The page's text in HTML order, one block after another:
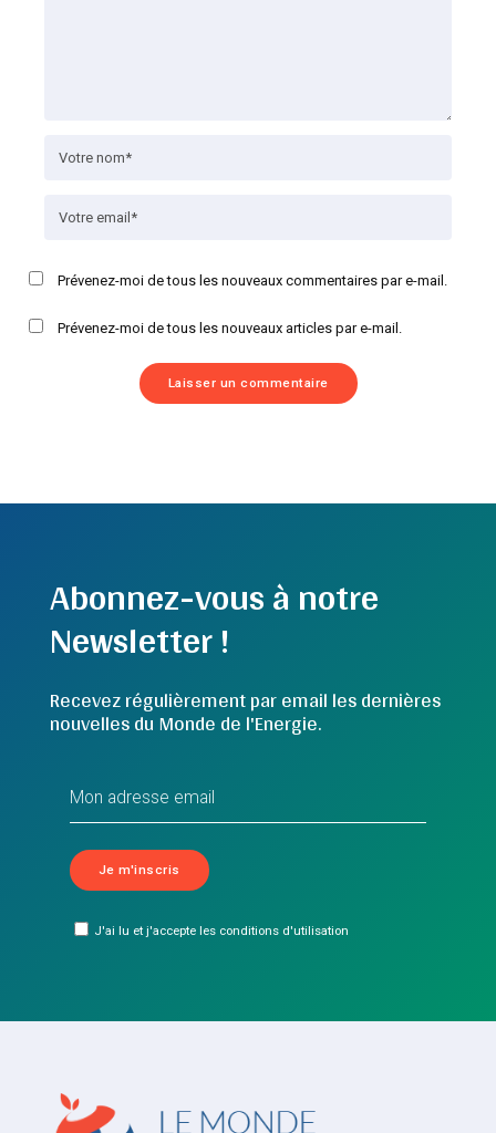
Prévenez-moi de tous les nouveaux commentaires par e-mail.
Prévenez-moi de tous les nouveaux articles par e-mail.
Abonnez-vous à notre
Newsletter !
Recevez régulièrement par email les dernières
nouvelles du Monde de l'Energie.
J'ai lu et j'accepte les conditions d'utilisation